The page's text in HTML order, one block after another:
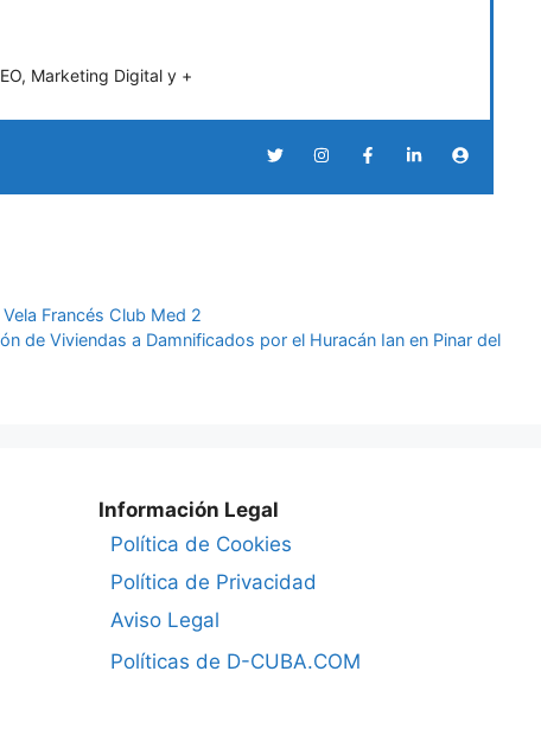
Marketing Digital y +
Francés Club Med 2
de Viviendas a Damnificados por el Huracán Ian en Pinar del
Información Legal
Política de Cookies
Política de Privacidad
Aviso Legal
Políticas de D-CUBA.COM